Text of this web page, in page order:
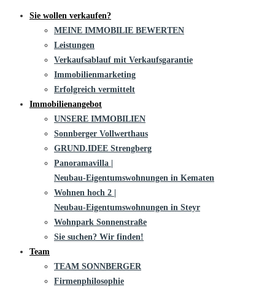
Sie wollen verkaufen?
MEINE IMMOBILIE BEWERTEN
Leistungen
Verkaufsablauf mit Verkaufsgarantie
Immobilienmarketing
Erfolgreich vermittelt
Immobilienangebot
UNSERE IMMOBILIEN
Sonnberger Vollwerthaus
GRUND.IDEE Strengberg
Panoramavilla |
Neubau-Eigentums­­wohnungen in Kematen
Wohnen hoch 2 |
Neubau-Eigentumswohnungen in Steyr
Wohnpark Sonnenstraße
Sie suchen? Wir finden!
Team
TEAM SONNBERGER
Firmenphilosophie